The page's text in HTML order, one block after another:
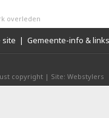
overleden
site | Gemeente-info & links
copyright | Site: Webstylers